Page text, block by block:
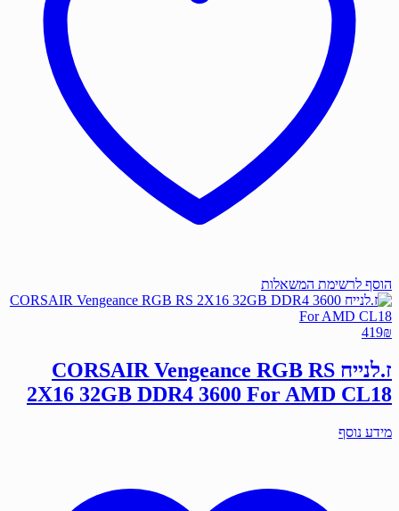
הוסף לרשימת המשאלות
419₪
ז.לנייח CORSAIR Vengeance RGB RS
2X16 32GB DDR4 3600 For AMD CL18
מידע נוסף